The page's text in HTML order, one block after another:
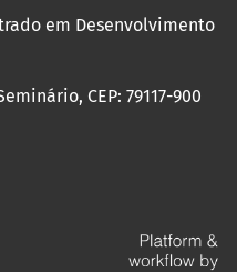
em Desenvolvimento
CEP: 79117-900